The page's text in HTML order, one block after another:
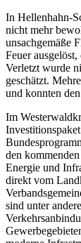
In Hellenhahn-
nicht mehr
unsachgemäße
Feuer
Verletzt wurde
geschätzt.
und konnten
Im
den
Energie und
direkt vom
sind unter